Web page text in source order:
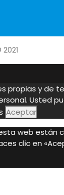
propias y de
Usted
Aceptar
web están
clic en